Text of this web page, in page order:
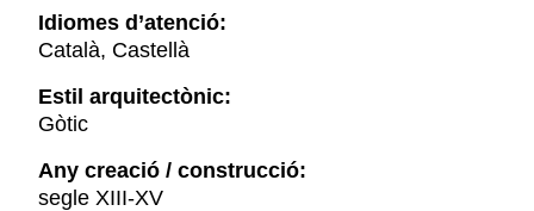
Idiomes d’atenció:
Català, Castellà
Estil arquitectònic:
Gòtic
Any creació / construcció:
segle XIII-XV